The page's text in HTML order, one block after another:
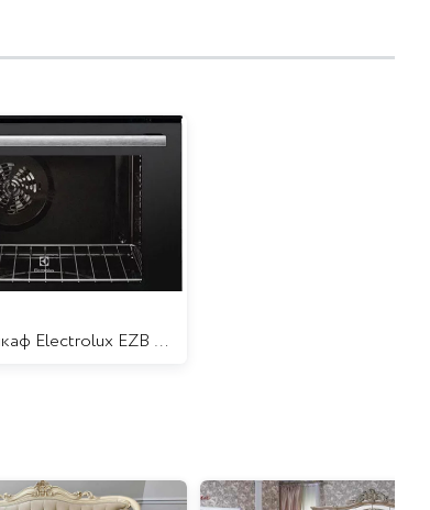
Духовой шкаф Electrolux EZB 52410 AK